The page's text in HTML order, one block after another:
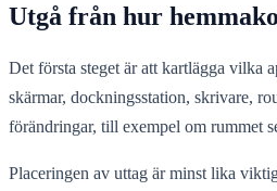
Utgå från hur
Det första steget är att kartlägga vilka
skärmar, dockningsstation, skrivare,
förändringar, till exempel om rummet
Placeringen av uttag är minst lika